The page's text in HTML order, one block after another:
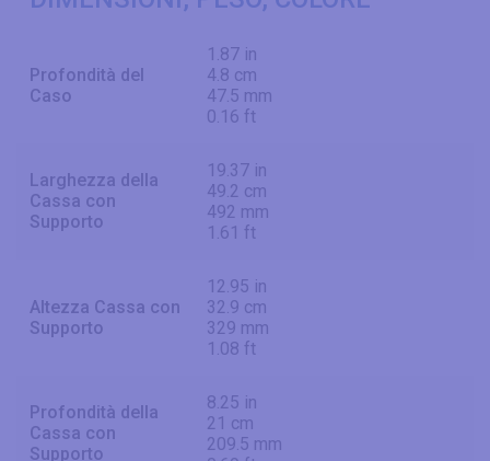
Profondità del
Caso
1.87 in
4.8 cm
47.5 mm
0.16 ft
Larghezza della
Cassa con
Supporto
19.37 in
49.2 cm
492 mm
1.61 ft
Altezza Cassa con
Supporto
12.95 in
32.9 cm
329 mm
1.08 ft
Profondità della
Cassa con
Supporto
8.25 in
21 cm
209.5 mm